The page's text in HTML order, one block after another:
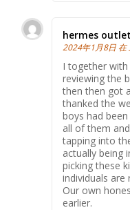
hermes outlet
2024年1月8日 在
I together with
reviewing the
then then got
thanked the
boys had
all of them
tapping into
actually being
picking these
individuals are
Our own
earlier.